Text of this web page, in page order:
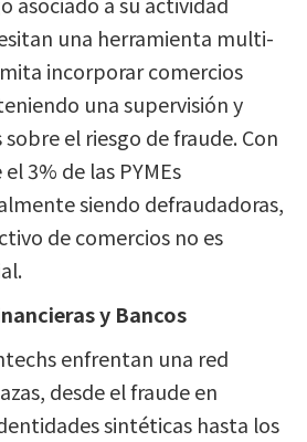
una herramienta multi-
incorporar comercios
una supervisión y
el riesgo de fraude. Con
3% de las PYMEs
siendo defraudadoras,
de comercios no es
y Bancos
enfrentan una red
desde el fraude en
sintéticas hasta los